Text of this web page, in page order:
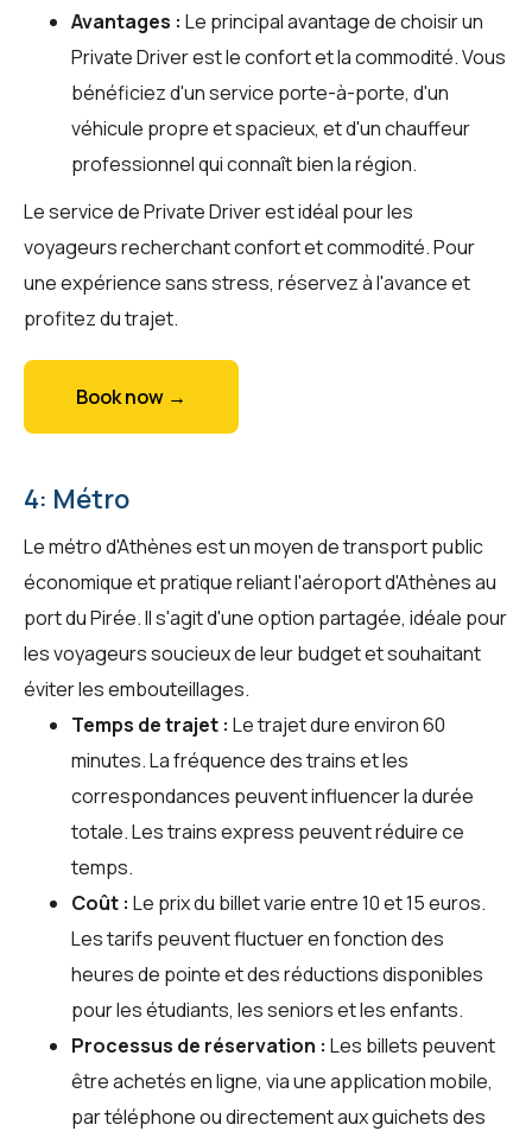
Avantages : Le principal avantage de choisir un
Private Driver est le confort et la commodité. Vous
bénéficiez d'un service porte-à-porte, d'un
véhicule propre et spacieux, et d'un chauffeur
professionnel qui connaît bien la région.
Le service de Private Driver est idéal pour les
voyageurs recherchant confort et commodité. Pour
une expérience sans stress, réservez à l'avance et
profitez du trajet.
Book now →
4: Métro
Le métro d'Athènes est un moyen de transport public
économique et pratique reliant l'aéroport d'Athènes au
port du Pirée. Il s'agit d'une option partagée, idéale pour
les voyageurs soucieux de leur budget et souhaitant
éviter les embouteillages.
Temps de trajet : Le trajet dure environ 60
minutes. La fréquence des trains et les
correspondances peuvent influencer la durée
totale. Les trains express peuvent réduire ce
temps.
Coût : Le prix du billet varie entre 10 et 15 euros.
Les tarifs peuvent fluctuer en fonction des
heures de pointe et des réductions disponibles
pour les étudiants, les seniors et les enfants.
Processus de réservation : Les billets peuvent
être achetés en ligne, via une application mobile,
par téléphone ou directement aux guichets des